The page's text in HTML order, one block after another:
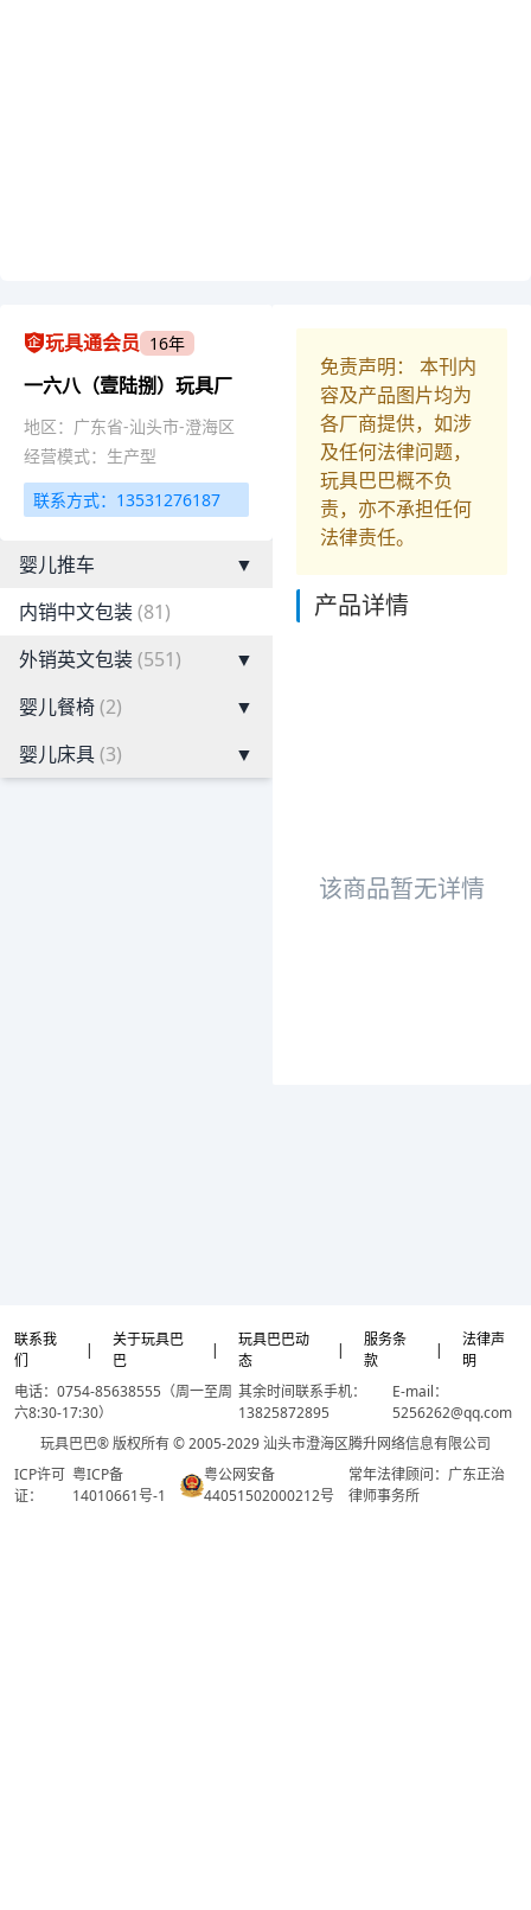
玩具通会员 16年
一六八（壹陆捌）玩具厂
地区：广东省-汕头市-澄海区
经营模式：生产型
联系方式：13531276187
婴儿推车
▼
内销中文包装(81)
外销英文包装(551)
▼
婴儿餐椅(2)
▼
婴儿床具(3) ▼
免责声明： 本刊内
容及产品图片均为
各厂商提供，如涉
及任何法律问题，
玩具巴巴概不负
责，亦不承担任何
法律责任。
产品详情
该商品暂无详情
联系我
们
|
关于玩具巴
巴
|
玩具巴巴动
态
|
服务条
款
|
法律声
明
电话：0754-85638555（周一至周
六8:30-17:30）
其余时间联系手机：
13825872895
E-mail：
5256262@qq.com
玩具巴巴® 版权所有 © 2005-2029 汕头市澄海区腾升网络信息有限公司
ICP许可
证：
粤ICP备
14010661号-1
粤公网安备
44051502000212号
常年法律顾问：广东正治
律师事务所